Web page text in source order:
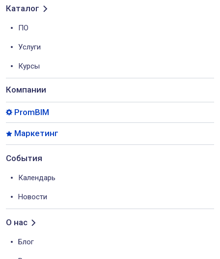
Каталог
ПО
Услуги
Курсы
Компании
PromBIM
Маркетинг
События
Календарь
Новости
О нас
Блог